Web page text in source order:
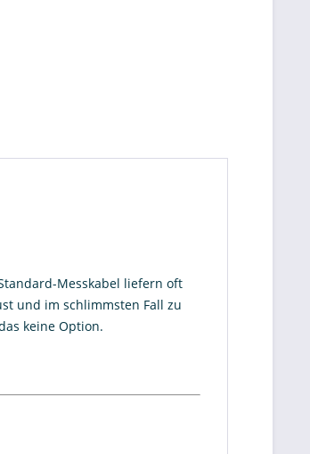
Messkabel liefern oft
und im schlimmsten Fall zu
keine Option.